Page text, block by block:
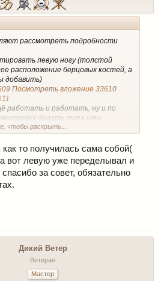
рассмотреть подробности
левую ногу (толстой
расположение берцовых костей, а
добавить)
Посмотреть вложение 33610
работать и работать, ну и по
делать типа швы,
чтобы раскрыть...
то получилась сама собой(
вот левую уже переделывал и
за совет, обязательно
Дикий Ветер
Ветеран
Мастер